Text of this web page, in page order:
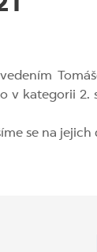
v kategorii
se na jejich